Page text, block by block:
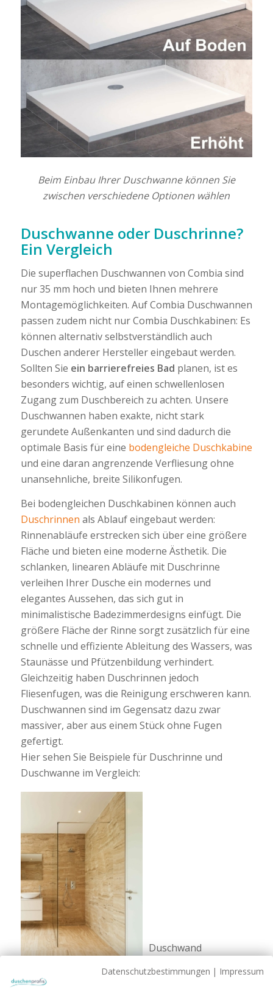
Beim Einbau Ihrer Duschwanne können Sie
zwischen verschiedene Optionen wählen
Duschwanne oder Duschrinne?
Ein Vergleich
Die superflachen Duschwannen von Combia sind
nur 35 mm hoch und bieten Ihnen mehrere
Montagemöglichkeiten. Auf Combia Duschwannen
passen zudem nicht nur Combia Duschkabinen: Es
können alternativ selbstverständlich auch
Duschen anderer Hersteller eingebaut werden.
Sollten Sie ein barrierefreies Bad planen, ist es
besonders wichtig, auf einen schwellenlosen
Zugang zum Duschbereich zu achten. Unsere
Duschwannen haben exakte, nicht stark
gerundete Außenkanten und sind dadurch die
optimale Basis für eine bodengleiche Duschkabine
und eine daran angrenzende Verfliesung ohne
unansehnliche, breite Silikonfugen.
Bei bodengleichen Duschkabinen können auch
Duschrinnen als Ablauf eingebaut werden:
Rinnenabläufe erstrecken sich über eine größere
Fläche und bieten eine moderne Ästhetik. Die
schlanken, linearen Abläufe mit Duschrinne
verleihen Ihrer Dusche ein modernes und
elegantes Aussehen, das sich gut in
minimalistische Badezimmerdesigns einfügt. Die
größere Fläche der Rinne sorgt zusätzlich für eine
schnelle und effiziente Ableitung des Wassers, was
Staunässe und Pfützenbildung verhindert.
Gleichzeitig haben Duschrinnen jedoch
Fliesenfugen, was die Reinigung erschweren kann.
Duschwannen sind im Gegensatz dazu zwar
massiver, aber aus einem Stück ohne Fugen
gefertigt.
Hier sehen Sie Beispiele für Duschrinne und
Duschwanne im Vergleich:
Duschwand
Duschrinne versus
Datenschutzbestimmungen | Impressum